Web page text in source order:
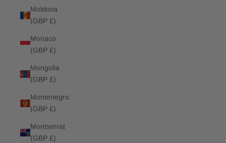
Moldova
(GBP £)
Monaco
(GBP £)
Mongolia
(GBP £)
Montenegro
(GBP £)
Montserrat
(GBP £)